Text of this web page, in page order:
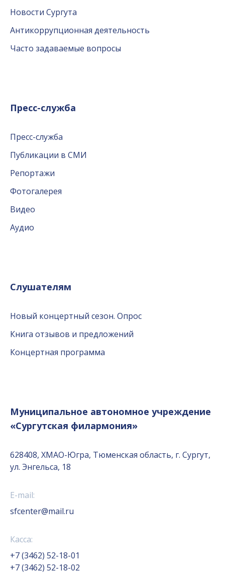
Новости Сургута
Антикоррупционная деятельность
Часто задаваемые вопросы
Пресс-служба
Пресс-служба
Публикации в СМИ
Репортажи
Фотогалерея
Видео
Аудио
Слушателям
Новый концертный сезон. Опрос
Книга отзывов и предложений
Концертная программа
Муниципальное автономное учреждение
«Сургутская филармония»
628408, ХМАО-Югра, Тюменская область, г. Сургут,
ул. Энгельса, 18
E-mail:
sfcenter@mail.ru
Касса:
+7 (3462) 52-18-01
+7 (3462) 52-18-02